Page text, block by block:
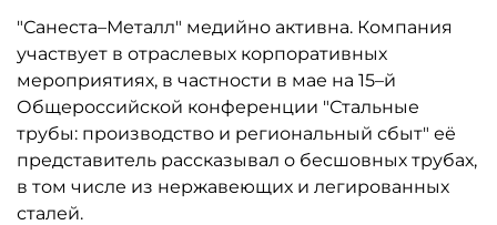
"Санеста–Металл" медийно активна. Компания
участвует в отраслевых корпоративных
мероприятиях, в частности в мае на 15–й
Общероссийской конференции "Стальные
трубы: производство и региональный сбыт" её
представитель рассказывал о бесшовных трубах,
в том числе из нержавеющих и легированных
сталей.